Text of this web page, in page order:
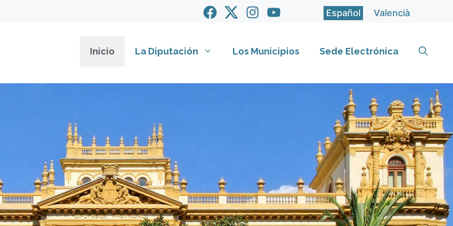
Español Valencià
Inicio La Diputación Los Municipios Sede Electrónica